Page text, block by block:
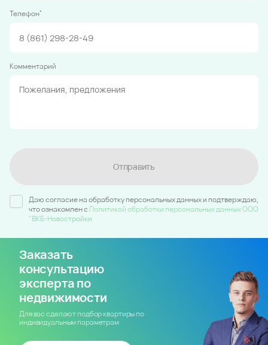
Телефон*
Комментарий
Отправить
Даю согласие на обработку персональных данных и подтверждаю,
что ознакомлен c Политикой обработки персональных данных ООО
"ВКБ-Новостройки
Заказать
консультацию
эксперта по
недвижимости
Для вас сделают подбор квартиры по
индивидуальным параметрам